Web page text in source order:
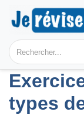
types